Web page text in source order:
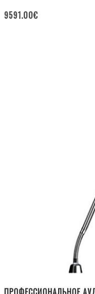
9591.00€